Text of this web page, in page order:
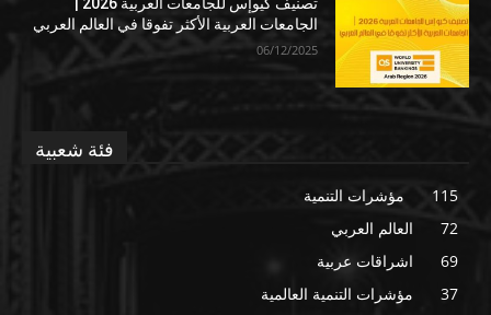
الجامعات العربية الأكثر تفوقا في العالم العربي
06/12/2025
فئة شعبية
مؤشرات التنمية
115
العالم العربي
72
اشراقات عربية
69
مؤشرات التنمية العالمية
37